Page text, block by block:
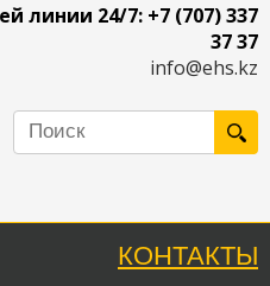
линии 24/7: +7 (707) 337
37 37
info@ehs.kz
КОНТАКТЫ